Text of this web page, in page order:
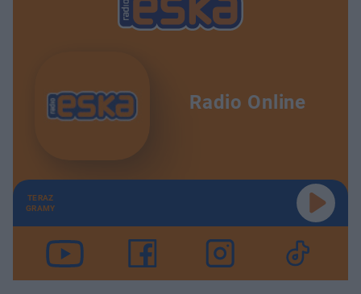
Radio Online
TERAZ
GRAMY